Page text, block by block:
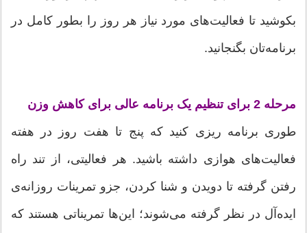
بکوشید تا فعالیت‌های مورد نیاز هر روز را بطور کامل در
برنامه‌تان بگنجانید.
مرحله 2 برای تنظیم یک برنامه عالی برای کاهش وزن
طوری برنامه ریزی کنید که پنج تا هفت روز در هفته
فعالیت‌های هوازی داشته باشید. هر فعالیتی، از تند راه
رفتن گرفته تا دویدن و شنا کردن، جزو تمرینات روزانه‌ی
ایده‌آل در نظر گرفته می‌شوند؛ این‌ها تمریناتی هستند که